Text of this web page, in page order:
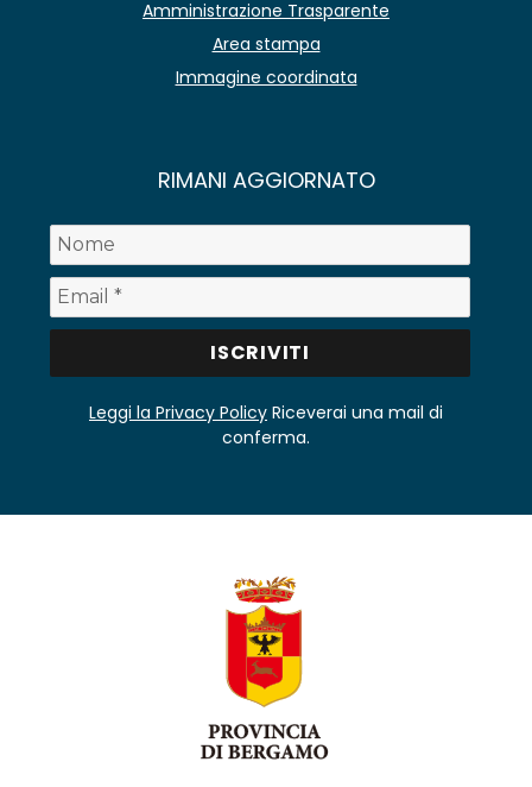
Amministrazione Trasparente
Area stampa
Immagine coordinata
RIMANI AGGIORNATO
Leggi la Privacy Policy Riceverai una mail di
conferma.